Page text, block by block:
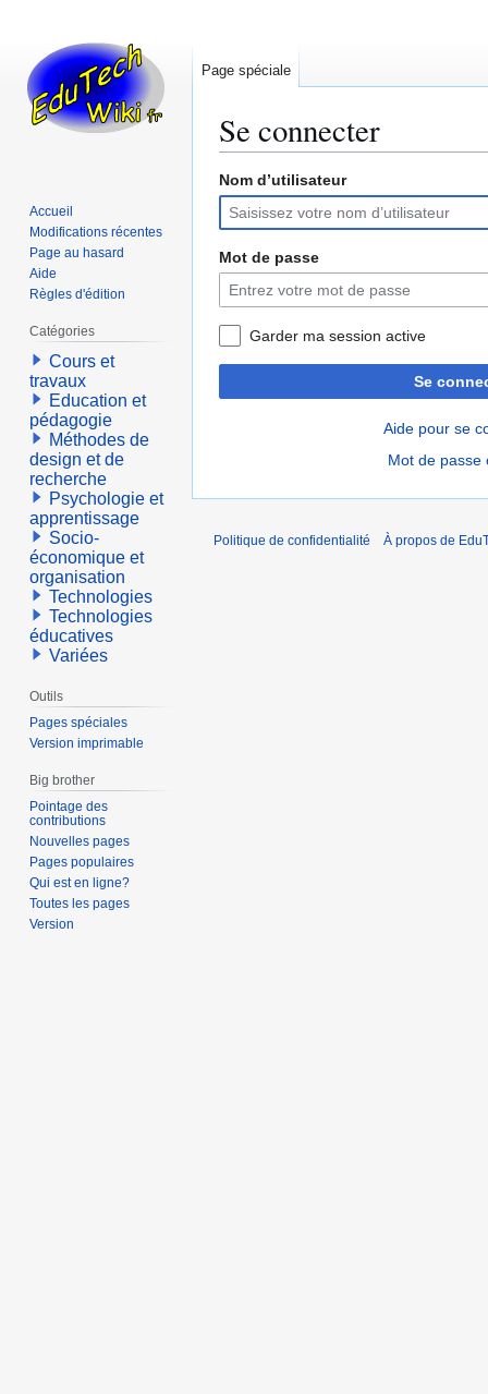
Se connecter
Aller
la
navigation
Aller
la
recherche
Nom d’utilisateur
Mot de passe
Garder ma session active
Se
Aide pour se
Mot de passe
Page spéciale
Accueil
Modifications récentes
Page au hasard
Aide
Règles d'édition
Catégories
Cours et
travaux
Education et
pédagogie
Méthodes de
design et de
recherche
Psychologie et
apprentissage
Socio-
économique et
organisation
Technologies
Technologies
éducatives
Variées
Outils
Pages spéciales
Version imprimable
Big brother
Pointage des
contributions
Nouvelles pages
Pages populaires
Qui est en ligne?
Toutes les pages
Version
Politique de confidentialité À propos de